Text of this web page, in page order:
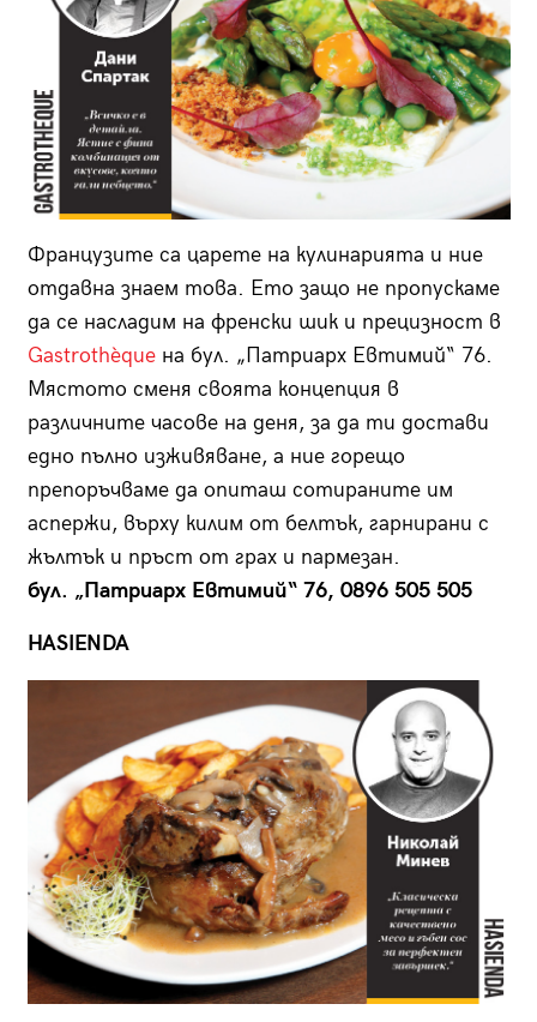
Французите са царете на кулинарията и ние
отдавна знаем това. Ето защо не пропускаме
да се насладим на френски шик и прецизност в
Gastrothèqueна бул. „Пат­риарх Евтимий“ 76.
Мястото сменя своята концепция в
различните часове на деня, за да ти достави
едно пълно изживяване, а ние горещо
препоръчваме да опиташ сотираните им
аспержи, върху килим от белтък, гарнирани с
жълтък и пръст от грах и пармезан.
бул. „Патриарх Евтимий“ 76, 0896 505 505
HASIENDA